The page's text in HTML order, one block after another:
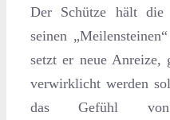
Der Schütze hält
seinen
setzt er neue Anreize,
verwirklicht werden
das Gefühl von